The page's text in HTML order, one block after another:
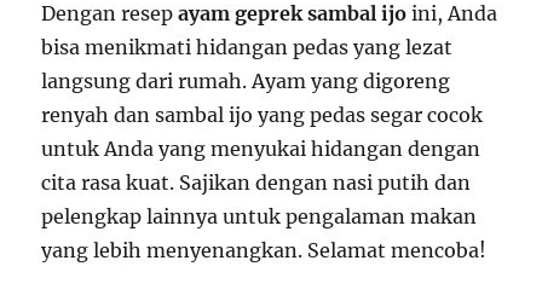
Dengan resepayam geprek sambal ijo ini, Anda
bisa menikmati hidangan pedas yang lezat
langsung dari rumah. Ayam yang digoreng
renyah dan sambal ijo yang pedas segar cocok
untuk Anda yang menyukai hidangan dengan
cita rasa kuat. Sajikan dengan nasi putih dan
pelengkap lainnya untuk pengalaman makan
yang lebih menyenangkan. Selamat mencoba!